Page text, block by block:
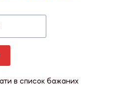
в список бажаних